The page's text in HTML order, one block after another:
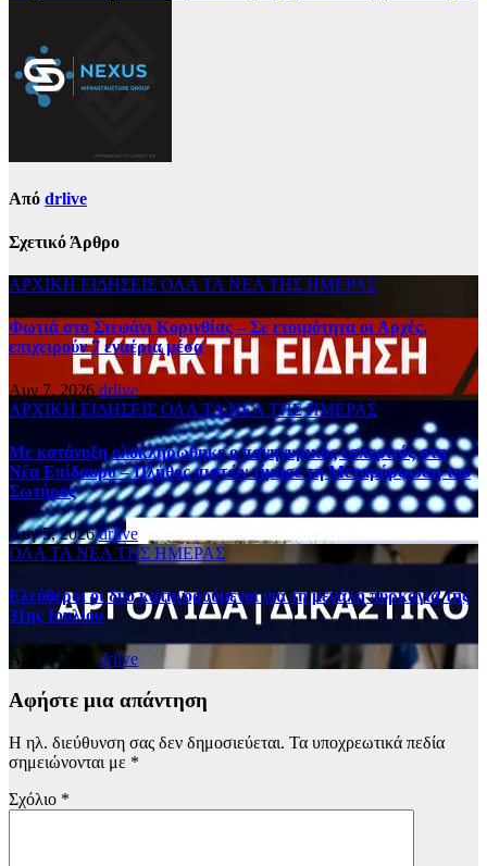
Από drlive
Σχετικό Άρθρο
ΑΡΧΙΚΗ ΕΙΔΗΣΕΙΣ ΟΛΑ ΤΑ ΝΕΑ ΤΗΣ ΗΜΕΡΑΣ
Φωτιά στο Στεφάνι Κορινθίας – Σε ετοιμότητα οι Αρχές,
επιχειρούν 7 εναέρια μέσα
Αυγ 7, 2026drlive
ΑΡΧΙΚΗ ΕΙΔΗΣΕΙΣ ΟΛΑ ΤΑ ΝΕΑ ΤΗΣ ΗΜΕΡΑΣ
Με κατάνυξη ολοκληρώθηκε ο πανηγυρικός εσπερινός στη
Νέα Επίδαυρο – Πλήθος πιστών τίμησε τη Μεταμόρφωση του
Σωτήρος
Αυγ 5, 2026drlive
ΟΛΑ ΤΑ ΝΕΑ ΤΗΣ ΗΜΕΡΑΣ
Ελεύθεροι οι δύο κατηγορούμενοι για τη μεγάλη πυρκαγιά της
31ης Ιουλίου
Αυγ 5, 2026 drlive
Αφήστε μια απάντηση
Η ηλ. διεύθυνση σας δεν δημοσιεύεται. Τα υποχρεωτικά πεδία
σημειώνονται με *
Σχόλιο *